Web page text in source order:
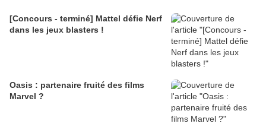
[Concours - terminé] Mattel défie Nerf
dans les jeux blasters !
Oasis : partenaire fruité des films
Marvel ?